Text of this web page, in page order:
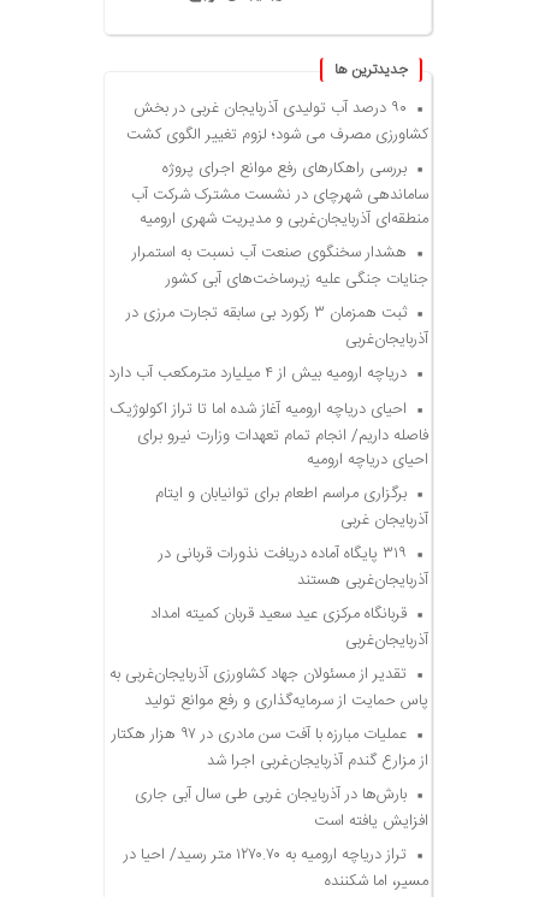
جديدترين ها
۹۰ درصد آب تولیدی آذربایجان غربی در بخش
کشاورزی مصرف می شود؛ لزوم تغییر الگوی کشت
بررسی راهکارهای رفع موانع اجرای پروژه
ساماندهی شهرچای در نشست مشترک شرکت آب
منطقه‌ای آذربایجان‌غربی و مدیریت شهری ارومیه
هشدار سخنگوی صنعت آب نسبت به استمرار
جنایات جنگی علیه زیرساخت‌های آبی کشور
ثبت همزمان ۳ رکورد بی سابقه تجارت مرزی در
آذربایجان‌غربی
دریاچه ارومیه بیش از ۴ میلیارد مترمکعب آب دارد
احیای دریاچه ارومیه آغاز شده اما تا تراز اکولوژیک
فاصله داریم/ انجام تمام تعهدات وزارت نیرو برای
احیای دریاچه ارومیه
برگزاری مراسم اطعام برای توانیابان و ایتام
آذربایجان غربی
۳۱۹ پایگاه آماده دریافت نذورات قربانی در
آذربایجان‌غربی هستند
قربانگاه مرکزی عید سعید قربان کمیته امداد
آذربایجان‌غربی
تقدیر از مسئولان جهاد کشاورزی آذربایجان‌غربی به
پاس حمایت از سرمایه‌گذاری و رفع موانع تولید
عملیات مبارزه با آفت سن مادری در ۹۷ هزار هکتار
از مزارع گندم آذربایجان‌غربی اجرا شد
بارش‌ها در آذربایجان غربی طی سال آبی جاری
افزایش یافته است
تراز دریاچه ارومیه به ۱۲۷۰.۷۰ متر رسید/ احیا در
مسیر، اما شکننده